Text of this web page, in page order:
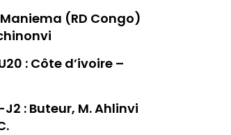
(RD Congo)
: Côte d’ivoire –
: Buteur, M. Ahlinvi